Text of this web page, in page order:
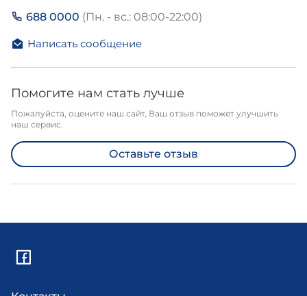
688 0000 (Пн. - вс.: 08:00-22:00)
Написать сообщение
Помогите нам стать лучше
Пожалуйста, оцените наш сайт, Ваш отзыв поможет улучшить
наш сервис.
Оставьте отзыв